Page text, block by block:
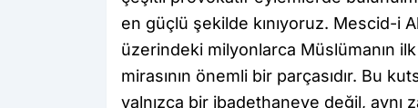
en güçlü şekilde kınıyoruz. Mescid-i
üzerindeki milyonlarca Müslümanın
mirasının önemli bir parçasıdır. Bu
yalnızca bir ibadethaneye değil, aynı